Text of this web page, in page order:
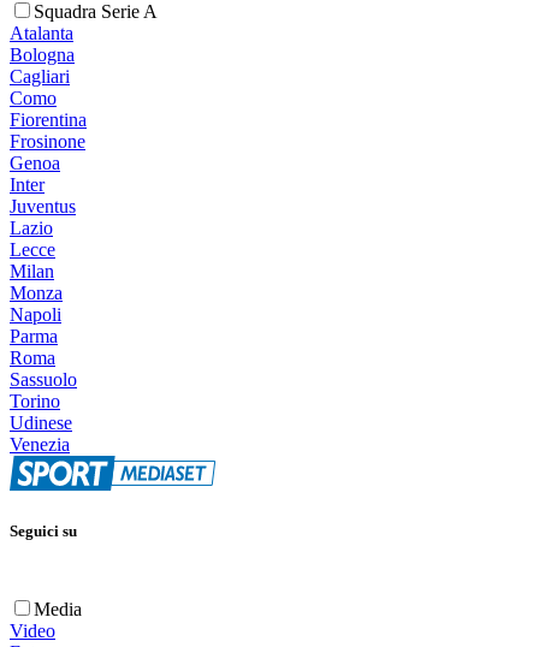
Squadra Serie A
Atalanta
Bologna
Cagliari
Como
Fiorentina
Frosinone
Genoa
Inter
Juventus
Lazio
Lecce
Milan
Monza
Napoli
Parma
Roma
Sassuolo
Torino
Udinese
Venezia
Seguici su
Media
Video